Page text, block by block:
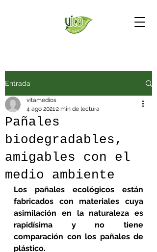
Entrada
Pañales
biodegradables,
amigables con el
medio ambiente
vitamedios
4 ago 20212 min de lectura
Los pañales ecológicos están
fabricados con materiales cuya
asimilación en la naturaleza es
rapidísima y no tiene
comparación con los pañales de
plástico.